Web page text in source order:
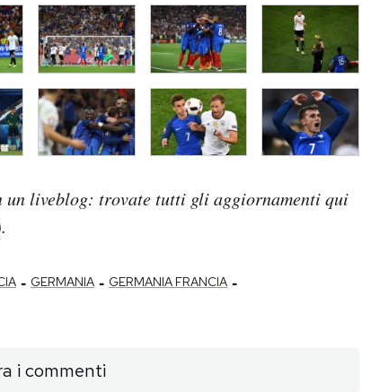
liveblog: trovate tutti gli aggiornamenti qui
- GERMANIA - GERMANIA FRANCIA -
i commenti